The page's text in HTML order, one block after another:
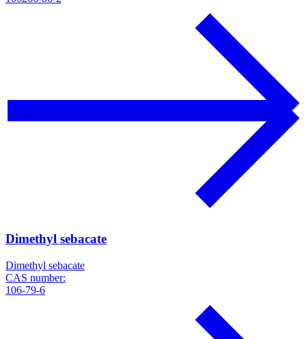
Dimethyl sebacate
Dimethyl sebacate
CAS number:
106-79-6